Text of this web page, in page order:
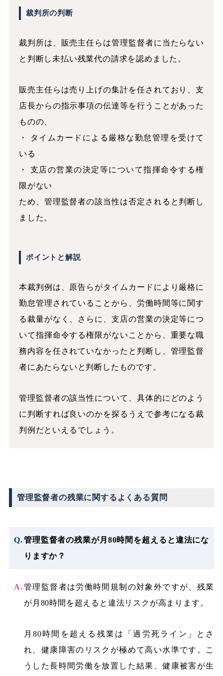
裁判所の判断
裁判所は、販売主任らは管理監督者に当たらない
と判断し未払い残業代の請求を認めました。
販売主任らは売り上げの集計を任されており、支
店長からの指示事項の伝達等を行うことがあった
ものの、
・ タイムカードによる厳格な勤怠管理を受けて
いる
・ 支店の営業の決定等について指揮命令する権
限がない
ため、管理監督者の該当性は否定されると判断し
ました。
ポイントと解説
本裁判例は、原告らがタイムカードにより厳格に
勤怠管理されていることから、労働時間等に関す
る裁量がなく、さらに、支店の営業の決定等につ
いて指揮命令する権限がないことから、重要な職
務内容を任されていなかったと判断し、管理監督
者にあたらないと判断したものです。
管理監督者の該当性について、具体的にどのよう
に判断すれば良いのかを探るうえで参考になる裁
判例だといえるでしょう。
管理監督者の残業に関するよくある質問
管理監督者の残業が月80時間を超えると違法にな
りますか？
管理監督者は労働時間規制の対象外ですが、残業
が月80時間を超えると違法リスクが高まります。
月80時間を超える残業は「過労死ライン」とさ
れ、健康障害のリスクが極めて高い水準です。こ
うした長時間労働を放置した結果、健康被害が生